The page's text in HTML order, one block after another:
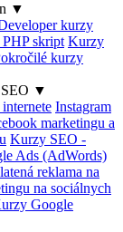
▼
kurzy
skript Kurzy
kurzy
▼
Instagram
marketingu a
Kurzy SEO -
Ads (AdWords)
reklama na
na sociálnych
Google